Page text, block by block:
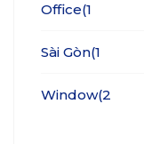
Office(1
Sài Gòn(1
Window(2